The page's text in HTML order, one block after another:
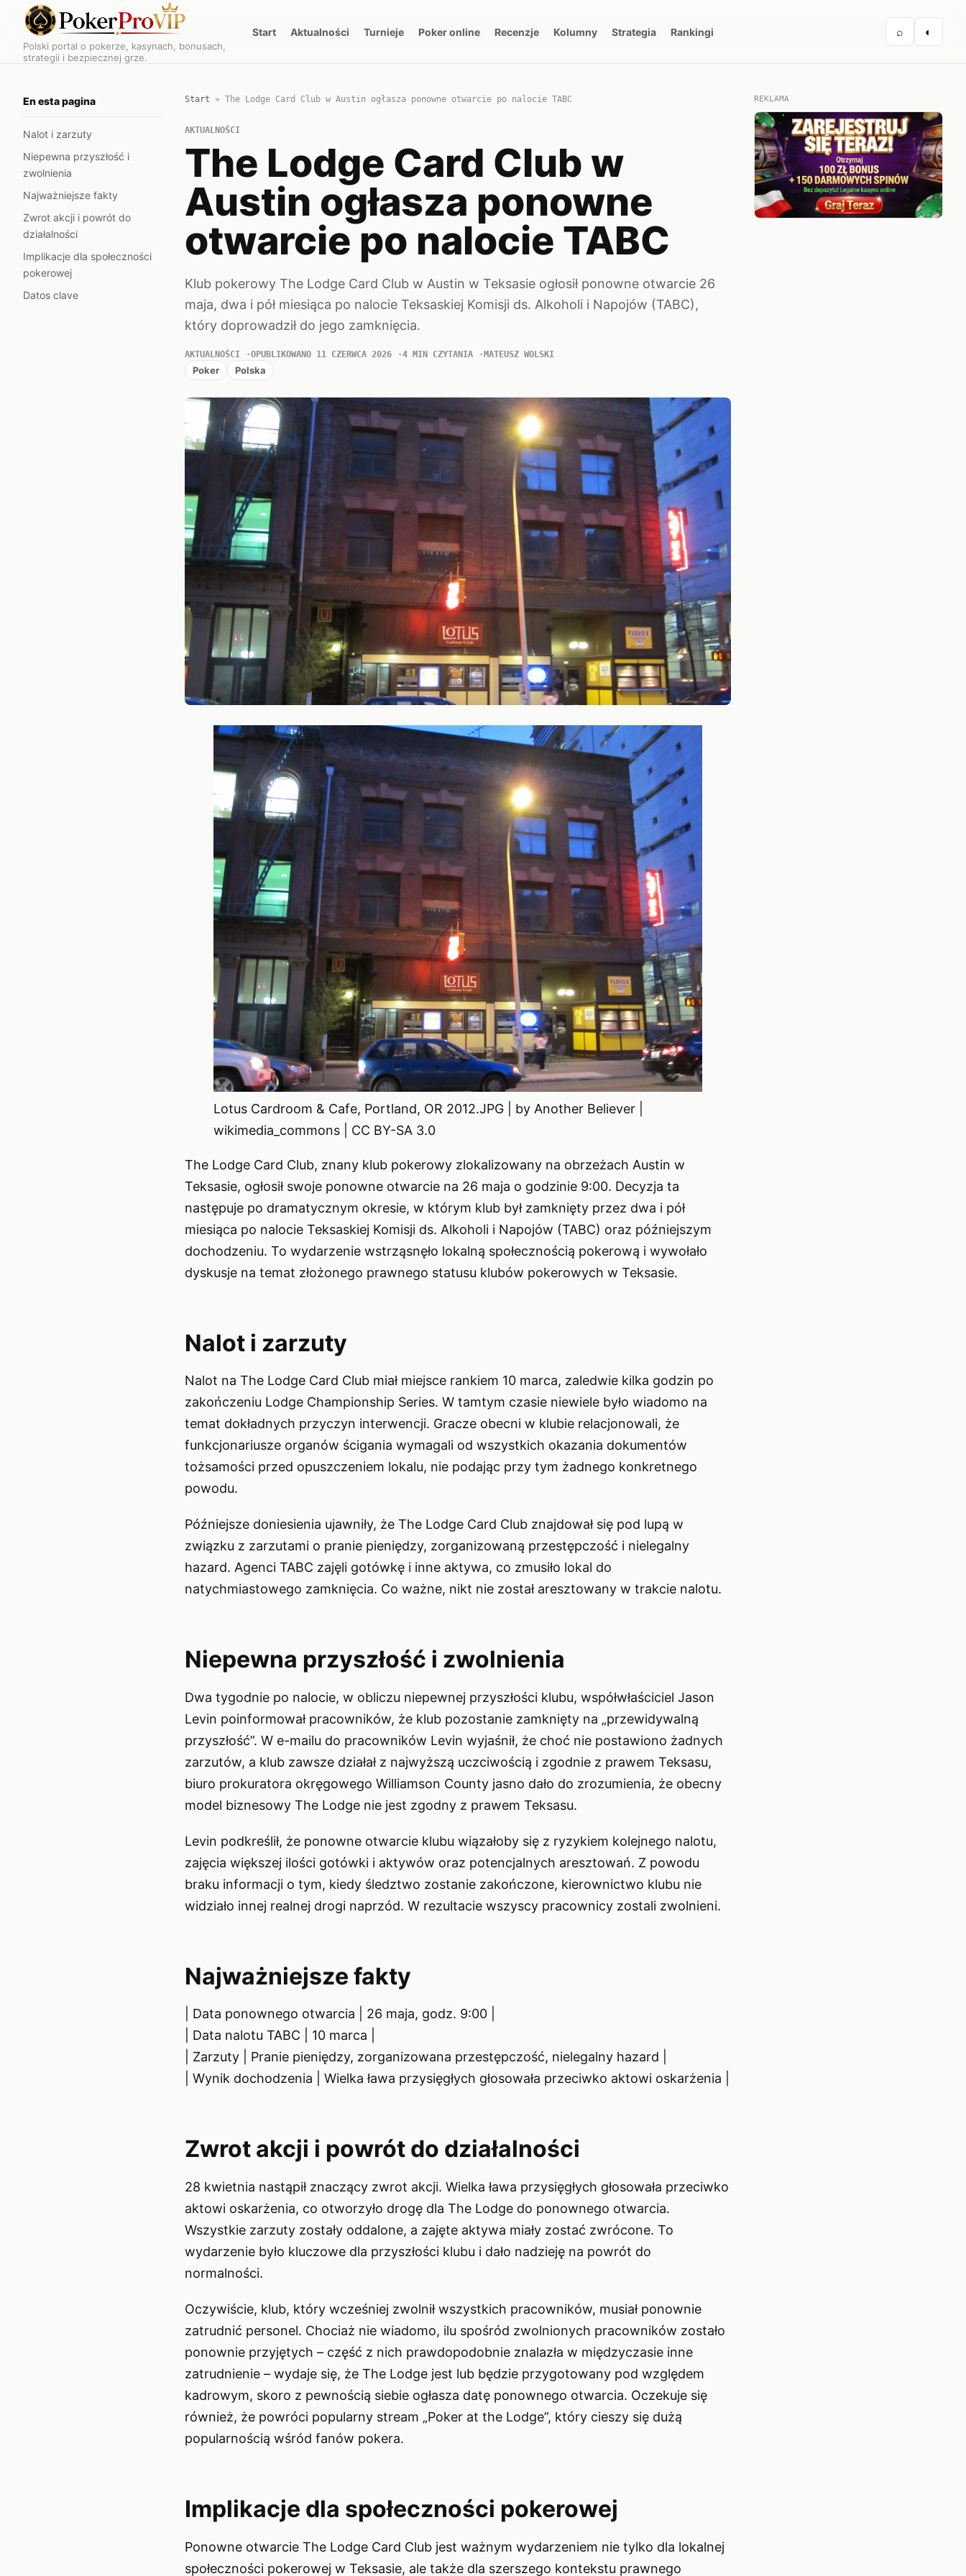
Polski portal o pokerze, kasynach, bonusach,
strategii i bezpiecznej grze.
Start Aktualności Turnieje Poker online Recenzje Kolumny Strategia Rankingi ⌕ ◐
En esta pagina
Nalot i zarzuty
Niepewna przyszłość i
zwolnienia
Najważniejsze fakty
Zwrot akcji i powrót do
działalności
Implikacje dla społeczności
pokerowej
Datos clave
Start » The Lodge Card Club w Austin ogłasza ponowne otwarcie po nalocie TABC
AKTUALNOŚCI
The Lodge Card Club w
Austin ogłasza ponowne
otwarcie po nalocie TABC
Klub pokerowy The Lodge Card Club w Austin w Teksasie ogłosił ponowne otwarcie 26
maja, dwa i pół miesiąca po nalocie Teksaskiej Komisji ds. Alkoholi i Napojów (TABC),
który doprowadził do jego zamknięcia.
AKTUALNOŚCI OPUBLIKOWANO 11 CZERWCA 2026 4 MIN CZYTANIA MATEUSZ WOLSKI
Poker Polska
Lotus Cardroom & Cafe, Portland, OR 2012.JPG | by Another Believer |
wikimedia_commons | CC BY-SA 3.0
The Lodge Card Club, znany klub pokerowy zlokalizowany na obrzeżach Austin w
Teksasie, ogłosił swoje ponowne otwarcie na 26 maja o godzinie 9:00. Decyzja ta
następuje po dramatycznym okresie, w którym klub był zamknięty przez dwa i pół
miesiąca po nalocie Teksaskiej Komisji ds. Alkoholi i Napojów (TABC) oraz późniejszym
dochodzeniu. To wydarzenie wstrząsnęło lokalną społecznością pokerową i wywołało
dyskusje na temat złożonego prawnego statusu klubów pokerowych w Teksasie.
Nalot i zarzuty
Nalot na The Lodge Card Club miał miejsce rankiem 10 marca, zaledwie kilka godzin po
zakończeniu Lodge Championship Series. W tamtym czasie niewiele było wiadomo na
temat dokładnych przyczyn interwencji. Gracze obecni w klubie relacjonowali, że
funkcjonariusze organów ścigania wymagali od wszystkich okazania dokumentów
tożsamości przed opuszczeniem lokalu, nie podając przy tym żadnego konkretnego
powodu.
Późniejsze doniesienia ujawniły, że The Lodge Card Club znajdował się pod lupą w
związku z zarzutami o pranie pieniędzy, zorganizowaną przestępczość i nielegalny
hazard. Agenci TABC zajęli gotówkę i inne aktywa, co zmusiło lokal do
natychmiastowego zamknięcia. Co ważne, nikt nie został aresztowany w trakcie nalotu.
Niepewna przyszłość i zwolnienia
Dwa tygodnie po nalocie, w obliczu niepewnej przyszłości klubu, współwłaściciel Jason
Levin poinformował pracowników, że klub pozostanie zamknięty na „przewidywalną
przyszłość”. W e-mailu do pracowników Levin wyjaśnił, że choć nie postawiono żadnych
zarzutów, a klub zawsze działał z najwyższą uczciwością i zgodnie z prawem Teksasu,
biuro prokuratora okręgowego Williamson County jasno dało do zrozumienia, że obecny
model biznesowy The Lodge nie jest zgodny z prawem Teksasu.
Levin podkreślił, że ponowne otwarcie klubu wiązałoby się z ryzykiem kolejnego nalotu,
zajęcia większej ilości gotówki i aktywów oraz potencjalnych aresztowań. Z powodu
braku informacji o tym, kiedy śledztwo zostanie zakończone, kierownictwo klubu nie
widziało innej realnej drogi naprzód. W rezultacie wszyscy pracownicy zostali zwolnieni.
Najważniejsze fakty
| Data ponownego otwarcia | 26 maja, godz. 9:00 |
| Data nalotu TABC | 10 marca |
| Zarzuty | Pranie pieniędzy, zorganizowana przestępczość, nielegalny hazard |
| Wynik dochodzenia | Wielka ława przysięgłych głosowała przeciwko aktowi oskarżenia |
Zwrot akcji i powrót do działalności
28 kwietnia nastąpił znaczący zwrot akcji. Wielka ława przysięgłych głosowała przeciwko
aktowi oskarżenia, co otworzyło drogę dla The Lodge do ponownego otwarcia.
Wszystkie zarzuty zostały oddalone, a zajęte aktywa miały zostać zwrócone. To
wydarzenie było kluczowe dla przyszłości klubu i dało nadzieję na powrót do
normalności.
Oczywiście, klub, który wcześniej zwolnił wszystkich pracowników, musiał ponownie
zatrudnić personel. Chociaż nie wiadomo, ilu spośród zwolnionych pracowników zostało
ponownie przyjętych – część z nich prawdopodobnie znalazła w międzyczasie inne
zatrudnienie – wydaje się, że The Lodge jest lub będzie przygotowany pod względem
kadrowym, skoro z pewnością siebie ogłasza datę ponownego otwarcia. Oczekuje się
również, że powróci popularny stream „Poker at the Lodge”, który cieszy się dużą
popularnością wśród fanów pokera.
Implikacje dla społeczności pokerowej
Ponowne otwarcie The Lodge Card Club jest ważnym wydarzeniem nie tylko dla lokalnej
społeczności pokerowej w Teksasie, ale także dla szerszego kontekstu prawnego
REKLAMA